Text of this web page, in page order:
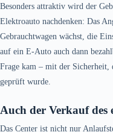
Besonders attraktiv wird der
Elektroauto nachdenken: Das
Gebrauchtwagen wächst, die
auf ein E-Auto auch dann
Frage kam – mit der Sicherheit,
geprüft wurde.
Auch der Verkauf des
Das Center ist nicht nur